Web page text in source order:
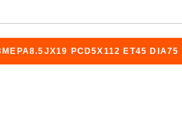
PCD5X112 ET45 DIA75